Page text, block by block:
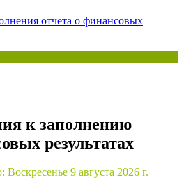
бухгалтера»
для бухгалтера»
журнала
отчета о финансовых
к заполнению
результатах
Воскресенье 9 августа 2026 г.